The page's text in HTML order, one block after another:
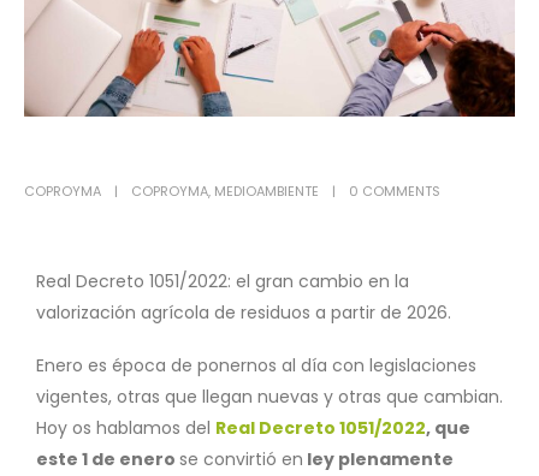
COPROYMA COPROYMA, MEDIOAMBIENTE 0 COMMENTS
Real Decreto 1051/2022: el gran cambio en la
valorización agrícola de residuos a partir de 2026.
Enero es época de ponernos al día con legislaciones
vigentes, otras que llegan nuevas y otras que cambian.
Hoy os hablamos del Real Decreto 1051/2022, que
este 1 de enero se convirtió en ley plenamente